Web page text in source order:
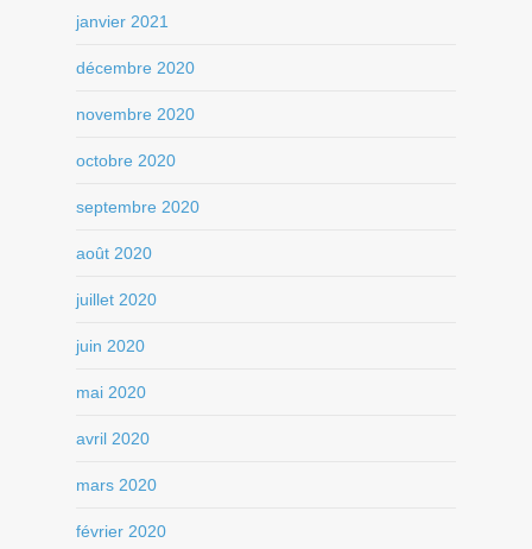
janvier 2021
décembre 2020
novembre 2020
octobre 2020
septembre 2020
août 2020
juillet 2020
juin 2020
mai 2020
avril 2020
mars 2020
février 2020